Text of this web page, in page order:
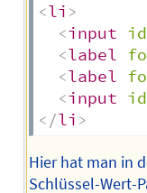
<li >
<input id
<label
<label
<input id
</li >
Hier hat man in
Schlüssel-Wert-